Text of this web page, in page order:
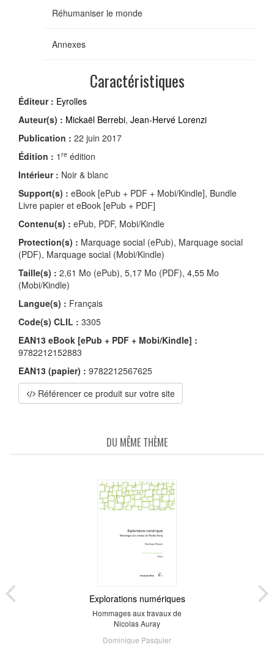
Réhumaniser le monde
Annexes
Caractéristiques
Éditeur : Eyrolles
Auteur(s) : Mickaël Berrebi, Jean-Hervé Lorenzi
Publication : 22 juin 2017
Édition : 1 re édition
Intérieur : Noir & blanc
Support(s) : eBook [ePub + PDF + Mobi/Kindle], Bundle
Livre papier et eBook [ePub + PDF]
Contenu(s) : ePub, PDF, Mobi/Kindle
Protection(s) : Marquage social (ePub), Marquage social
(PDF), Marquage social (Mobi/Kindle)
Taille(s) : 2,61 Mo (ePub), 5,17 Mo (PDF), 4,55 Mo
(Mobi/Kindle)
Langue(s) : Français
Code(s) CLIL : 3305
EAN13 eBook [ePub + PDF + Mobi/Kindle] :
9782212152883
EAN13 (papier) : 9782212567625
Référencer ce produit sur votre site
DU MÊME THÈME
Explorations numériques
Hommages aux travaux de
Nicolas Auray
Dominique Pasquier